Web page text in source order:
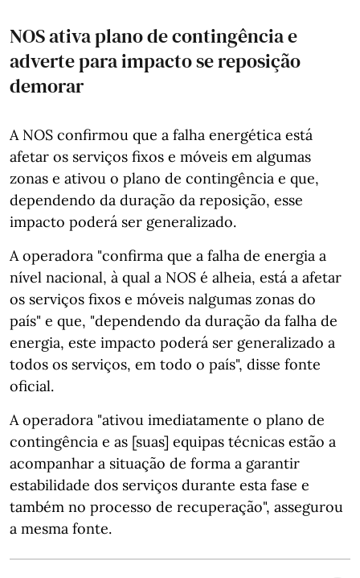
NOS ativa plano de contingência e
adverte para impacto se reposição
demorar
A NOS confirmou que a falha energética está
afetar os serviços fixos e móveis em algumas
zonas e ativou o plano de contingência e que,
dependendo da duração da reposição, esse
impacto poderá ser generalizado.
A operadora "confirma que a falha de energia a
nível nacional, à qual a NOS é alheia, está a afetar
os serviços fixos e móveis nalgumas zonas do
país" e que, "dependendo da duração da falha de
energia, este impacto poderá ser generalizado a
todos os serviços, em todo o país", disse fonte
oficial.
A operadora "ativou imediatamente o plano de
contingência e as [suas] equipas técnicas estão a
acompanhar a situação de forma a garantir
estabilidade dos serviços durante esta fase e
também no processo de recuperação", assegurou
a mesma fonte.